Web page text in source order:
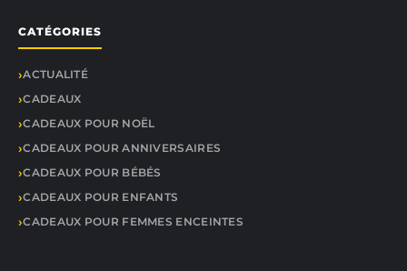
CATÉGORIES
ACTUALITÉ
CADEAUX
CADEAUX POUR NOËL
CADEAUX POUR ANNIVERSAIRES
CADEAUX POUR BÉBÉS
CADEAUX POUR ENFANTS
CADEAUX POUR FEMMES ENCEINTES